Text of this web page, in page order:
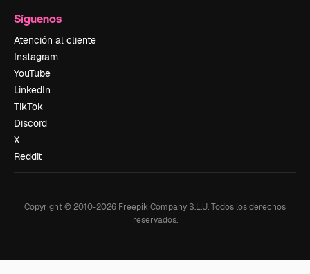
Síguenos
Atención al cliente
Instagram
YouTube
LinkedIn
TikTok
Discord
X
Reddit
Copyright © 2010-2026 Freepik Company S.L.U.Todos los derechos
reservados.